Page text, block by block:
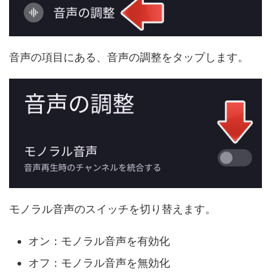
音声の項目にある、音声の調整をタップします。
モノラル音声のスイッチを切り替えます。
オン：モノラル音声を有効化
オフ：モノラル音声を無効化